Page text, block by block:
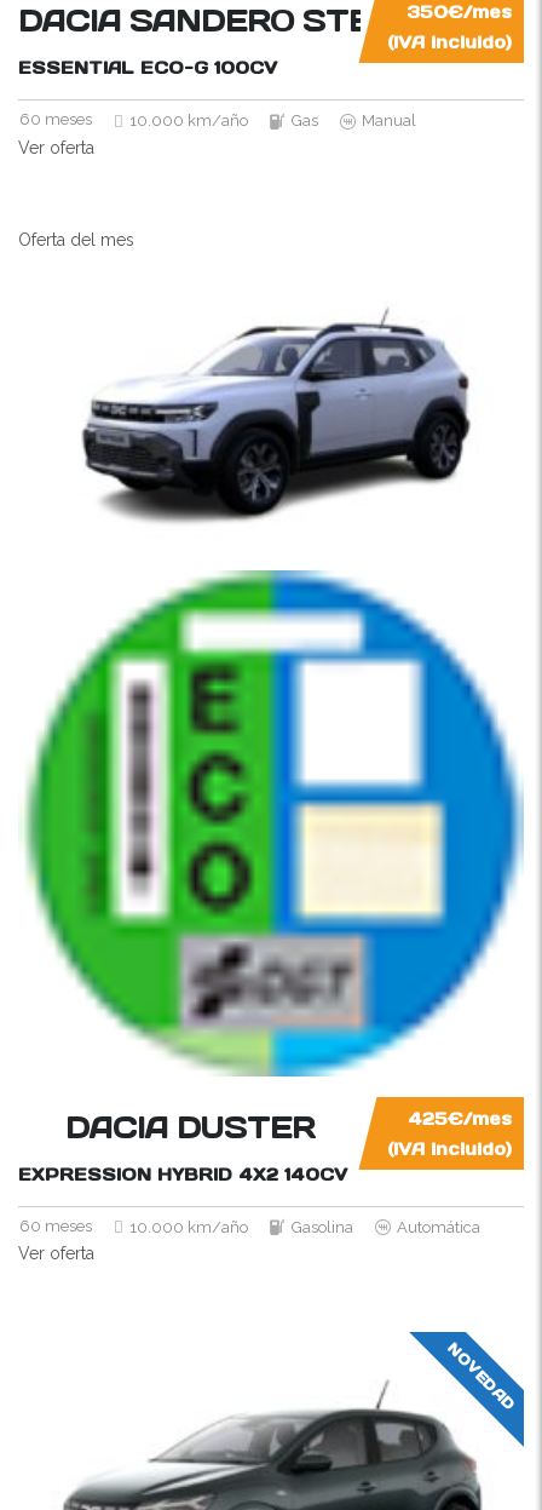
350€/mes
(IVA incluido)
DACIA SANDERO STEPWAY
ESSENTIAL ECO-G 100CV
60 meses 10.000 km/año Gas Manual
Ver oferta
Oferta del mes
425€/mes
(IVA incluido)
DACIA DUSTER
EXPRESSION HYBRID 4X2 140CV
60 meses 10.000 km/año Gasolina Automática
Ver oferta
NOVEDAD